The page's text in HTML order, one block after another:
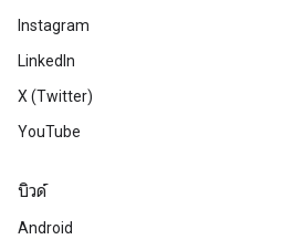
Instagram
LinkedIn
X (Twitter)
YouTube
บิวด์
Android